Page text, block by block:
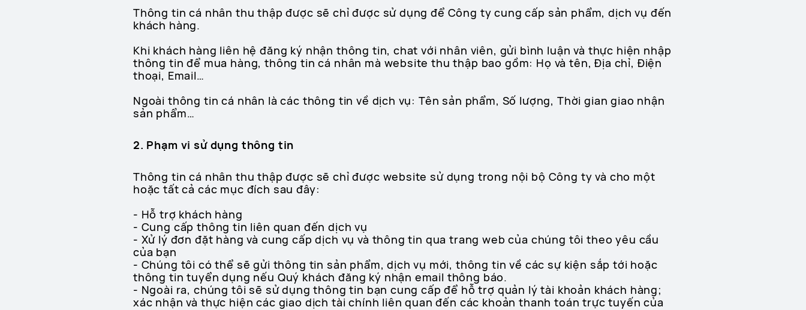
Thông tin cá nhân thu thập được sẽ chỉ được sử dụng để Công ty cung cấp sản phẩm, dịch vụ đến
khách hàng.
Khi khách hàng liên hệ đăng ký nhận thông tin, chat với nhân viên, gửi bình luận và thực hiện nhập
thông tin để mua hàng, thông tin cá nhân mà website thu thập bao gồm: Họ và tên, Địa chỉ, Điện
thoại, Email…
Ngoài thông tin cá nhân là các thông tin về dịch vụ: Tên sản phẩm, Số lượng, Thời gian giao nhận
sản phẩm…
2. Phạm vi sử dụng thông tin
Thông tin cá nhân thu thập được sẽ chỉ được website sử dụng trong nội bộ Công ty và cho một
hoặc tất cả các mục đích sau đây:
- Hỗ trợ khách hàng
- Cung cấp thông tin liên quan đến dịch vụ
- Xử lý đơn đặt hàng và cung cấp dịch vụ và thông tin qua trang web của chúng tôi theo yêu cầu
của bạn
- Chúng tôi có thể sẽ gửi thông tin sản phẩm, dịch vụ mới, thông tin về các sự kiện sắp tới hoặc
thông tin tuyển dụng nếu Quý khách đăng ký nhận email thông báo.
- Ngoài ra, chúng tôi sẽ sử dụng thông tin bạn cung cấp để hỗ trợ quản lý tài khoản khách hàng;
xác nhận và thực hiện các giao dịch tài chính liên quan đến các khoản thanh toán trực tuyến của